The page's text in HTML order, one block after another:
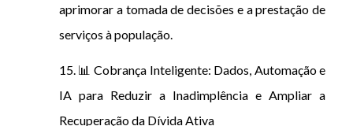
aprimorar a tomada de decisões e a prestação de
serviços à população.
15. 📊 Cobrança Inteligente: Dados, Automação e
IA para Reduzir a Inadimplência e Ampliar a
Recuperação da Dívida Ativa